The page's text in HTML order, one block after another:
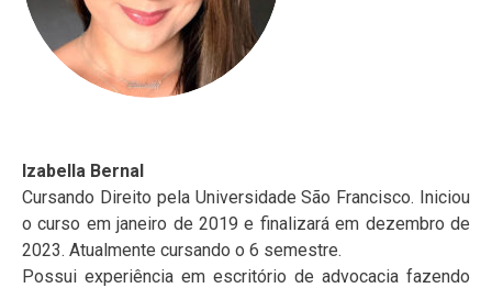
Izabella Bernal
Cursando Direito pela Universidade São Francisco. Iniciou
o curso em janeiro de 2019 e finalizará em dezembro de
2023. Atualmente cursando o 6 semestre.
Possui experiência em escritório de advocacia fazendo